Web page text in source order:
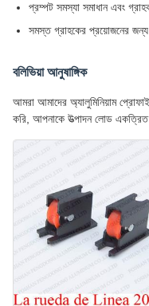
প্রম্পট সমস্যা সমাধান এবং
সমস্ত গ্রাহকের প্রয়োজনের জন্য
বলিভিয়া আনুষাঙ্গিক
আমরা আমাদের অ্যালুমিনিয়াম
করি, আপনাকে উত্পাদন লোড একত্রিত